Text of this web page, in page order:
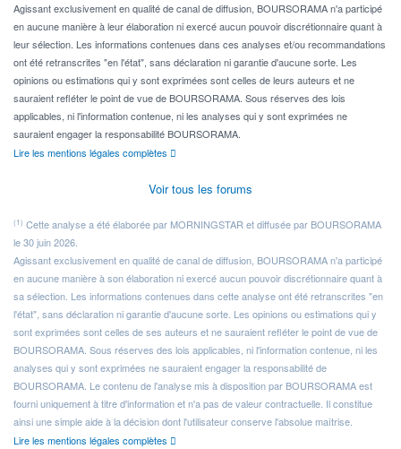
Agissant exclusivement en qualité de canal de diffusion, BOURSORAMA n'a participé
en aucune manière à leur élaboration ni exercé aucun pouvoir discrétionnaire quant à
leur sélection. Les informations contenues dans ces analyses et/ou recommandations
ont été retranscrites "en l'état", sans déclaration ni garantie d'aucune sorte. Les
opinions ou estimations qui y sont exprimées sont celles de leurs auteurs et ne
sauraient refléter le point de vue de BOURSORAMA. Sous réserves des lois
applicables, ni l'information contenue, ni les analyses qui y sont exprimées ne
sauraient engager la responsabilité BOURSORAMA.
Lire les mentions légales complètes
Voir tous les forums
(1) Cette analyse a été élaborée par MORNINGSTAR et diffusée par BOURSORAMA
le 30 juin 2026.
Agissant exclusivement en qualité de canal de diffusion, BOURSORAMA n'a participé
en aucune manière à son élaboration ni exercé aucun pouvoir discrétionnaire quant à
sa sélection. Les informations contenues dans cette analyse ont été retranscrites "en
l'état", sans déclaration ni garantie d'aucune sorte. Les opinions ou estimations qui y
sont exprimées sont celles de ses auteurs et ne sauraient refléter le point de vue de
BOURSORAMA. Sous réserves des lois applicables, ni l'information contenue, ni les
analyses qui y sont exprimées ne sauraient engager la responsabilité de
BOURSORAMA. Le contenu de l'analyse mis à disposition par BOURSORAMA est
fourni uniquement à titre d'information et n'a pas de valeur contractuelle. Il constitue
ainsi une simple aide à la décision dont l'utilisateur conserve l'absolue maîtrise.
Lire les mentions légales complètes